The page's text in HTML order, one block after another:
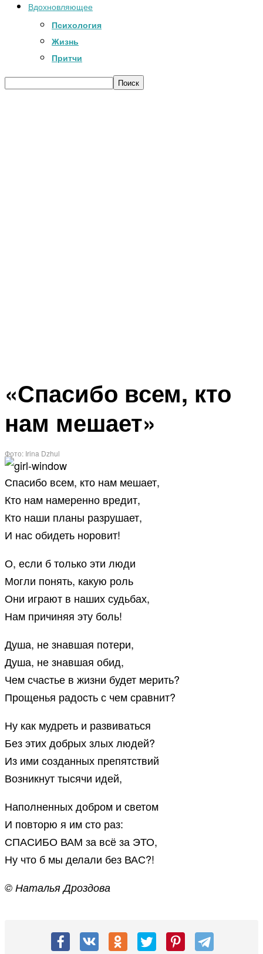
Вдохновляющее
Психология
Жизнь
Притчи
«Спасибо всем, кто
нам мешает»
Фото: Irina Dzhul
Спасибо всем, кто нам мешает,
Кто нам намеренно вредит,
Кто наши планы разрушает,
И нас обидеть норовит!
О, если б только эти люди
Могли понять, какую роль
Они играют в наших судьбах,
Нам причиняя эту боль!
Душа, не знавшая потери,
Душа, не знавшая обид,
Чем счастье в жизни будет мерить?
Прощенья радость с чем сравнит?
Ну как мудреть и развиваться
Без этих добрых злых людей?
Из ими созданных препятствий
Возникнут тысячи идей,
Наполненных добром и светом
И повторю я им сто раз:
СПАСИБО ВАМ за всё за ЭТО,
Ну что б мы делали без ВАС?!
© Наталья Дроздова